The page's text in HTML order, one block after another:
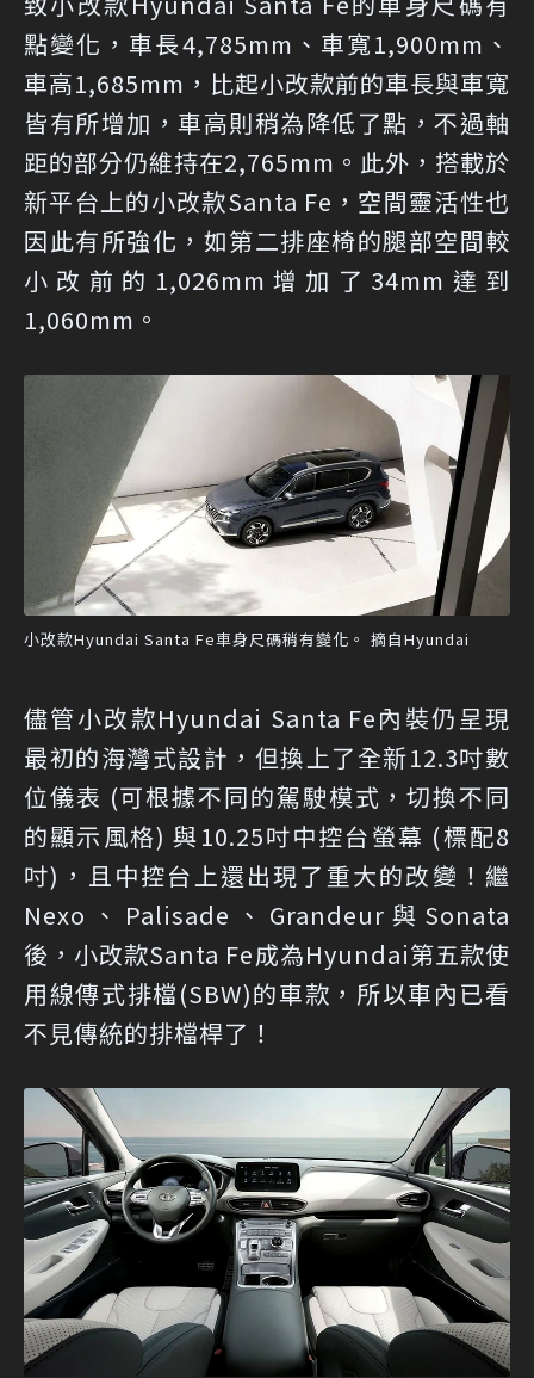
點變化，車長4,785mm、車寬1,900mm、
車高1,685mm，比起小改款前的車長與車寬
皆有所增加，車高則稍為降低了點，不過軸
距的部分仍維持在2,765mm。此外，搭載於
新平台上的小改款Santa Fe，空間靈活性也
因此有所強化，如第二排座椅的腿部空間較
小改前的1,026mm增加了34mm達到
1,060mm。
小改款Hyundai Santa Fe車身尺碼稍有變化。 摘自Hyundai
儘管小改款Hyundai Santa Fe內裝仍呈現
最初的海灣式設計，但換上了全新12.3吋數
位儀表 (可根據不同的駕駛模式，切換不同
的顯示風格) 與10.25吋中控台螢幕 (標配8
吋)，且中控台上還出現了重大的改變！繼
Nexo、Palisade、Grandeur與Sonata
後，小改款Santa Fe成為Hyundai第五款使
用線傳式排檔(SBW)的車款，所以車內已看
不見傳統的排檔桿了！